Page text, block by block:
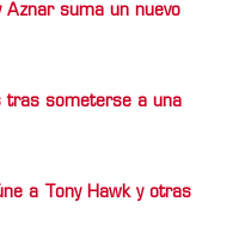
Aznar suma un nuevo
tras someterse a una
a Tony Hawk y otras